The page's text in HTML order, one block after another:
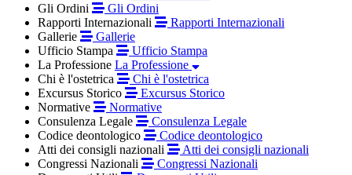
Gli Ordini
Gli Ordini
Rapporti Internazionali
Rapporti Internazionali
Gallerie
Gallerie
Ufficio Stampa
Ufficio Stampa
La Professione La Professione
Chi è l'ostetrica
Chi è l'ostetrica
Excursus Storico
Excursus Storico
Normative
Normative
Consulenza Legale
Consulenza Legale
Codice deontologico
Codice deontologico
Atti dei consigli nazionali
Atti dei consigli nazionali
Congressi Nazionali
Congressi Nazionali